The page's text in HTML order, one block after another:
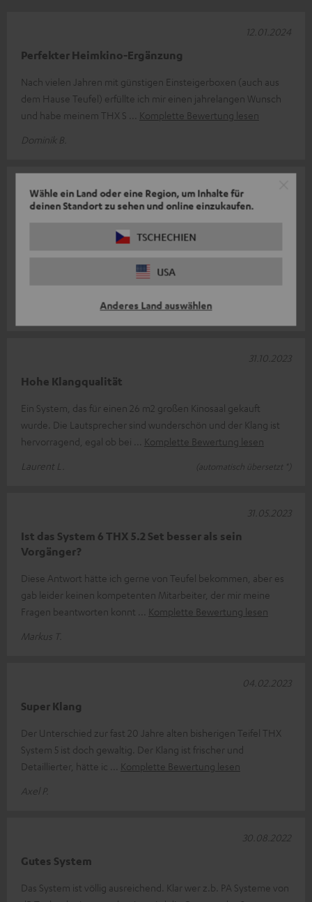
Wähle ein Land oder eine Region, um Inhalte für
deinen Standort zu sehen und online einzukaufen.
TSCHECHIEN
USA
Anderes Land auswählen
Perfekter Heimkino-Ergänzung
Nach vielen Jahren mit günstigen Einsteigerboxen (auch aus
dem Hause Teufel) erfüllte ich mir einen jahrelangen Wunsch
und habe meinem THX S
Komplette Bewertung lesen
Dominik B.
12.01.2024
Klasse 👍
Vom Sound und Performance absolut Klasse.
wünschenswert bei dem Preis. Super
Hohe Klangqualität
Ein System, das für einen 26 m2 großen Kinosaal gekauft
wurde. Die Lautsprecher sind wunderschön und der Klang ist
hervorragend, egal ob bei
Komplette Bewertung lesen
Laurent L.
(automatisch übersetzt *)
31.10.2023
Ist das System 6 THX 5.2 Set besser als sein
Vorgänger?
Diese Antwort hätte ich gerne von Teufel bekommen, aber es
gab leider keinen kompetenten Mitarbeiter, der mir meine
Fragen beantworten konnt
Komplette Bewertung lesen
Markus T.
31.05.2023
Super Klang
Der Unterschied zur fast 20 Jahre alten bisherigen Teifel THX
System 5 ist doch gewaltig. Der Klang ist frischer und
Detaillierter, hätte ic
Komplette Bewertung lesen
Axel P.
04.02.2023
Gutes System
Das System ist völlig ausreichend. Klar wer z.b. PA Systeme von
30.08.2022